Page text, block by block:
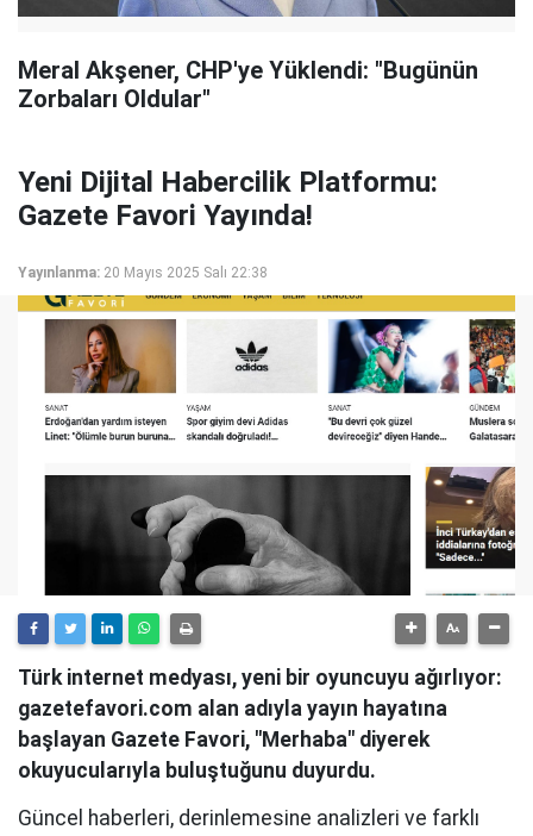
Meral Akşener, CHP'ye Yüklendi: "Bugünün
Zorbaları Oldular"
Yeni Dijital Habercilik Platformu:
Gazete Favori Yayında!
Yayınlanma: 20 Mayıs 2025 Salı 22:38
Türk internet medyası, yeni bir oyuncuyu ağırlıyor:
gazetefavori.com alan adıyla yayın hayatına
başlayan Gazete Favori, "Merhaba" diyerek
okuyucularıyla buluştuğunu duyurdu.
Güncel haberleri, derinlemesine analizleri ve farklı